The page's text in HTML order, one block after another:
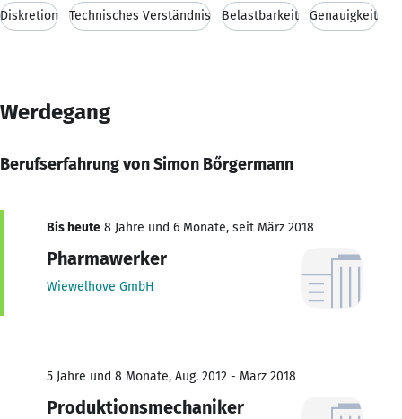
Diskretion Technisches Verständnis Belastbarkeit Genauigkeit
Werdegang
Berufserfahrung von Simon Bőrgermann
Bis heute 8 Jahre und 6 Monate, seit März 2018
Pharmawerker
Wiewelhove GmbH
5 Jahre und 8 Monate, Aug. 2012 - März 2018
Produktionsmechaniker